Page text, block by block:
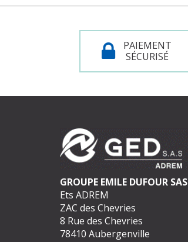
PAIEMENT
SÉCURISÉ
GROUPE EMILE DUFOUR SAS
Ets ADREM
ZAC des Chevries
8 Rue des Chevries
78410 Aubergenville